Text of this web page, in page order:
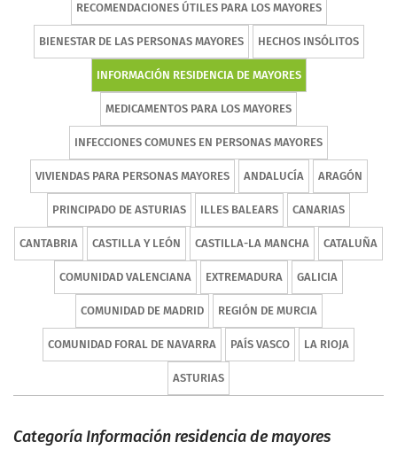
RECOMENDACIONES ÚTILES PARA LOS MAYORES
BIENESTAR DE LAS PERSONAS MAYORES HECHOS INSÓLITOS
INFORMACIÓN RESIDENCIA DE MAYORES
MEDICAMENTOS PARA LOS MAYORES
INFECCIONES COMUNES EN PERSONAS MAYORES
VIVIENDAS PARA PERSONAS MAYORES ANDALUCÍA ARAGÓN
PRINCIPADO DE ASTURIAS ILLES BALEARS CANARIAS
CANTABRIA CASTILLA Y LEÓN CASTILLA-LA MANCHA CATALUÑA
COMUNIDAD VALENCIANA EXTREMADURA GALICIA
COMUNIDAD DE MADRID REGIÓN DE MURCIA
COMUNIDAD FORAL DE NAVARRA PAÍS VASCO LA RIOJA
ASTURIAS
Categoría Información residencia de mayores